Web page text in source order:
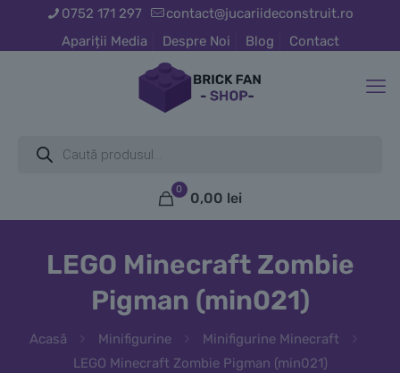
0752 171 297
contact@jucariideconstruit.ro
Apariții Media
Despre Noi Blog Contact
search
0
0,00 lei
LEGO Minecraft Zombie
Pigman (min021)
Acasă Minifigurine
Minifigurine Minecraft
LEGO Minecraft Zombie Pigman (min021)